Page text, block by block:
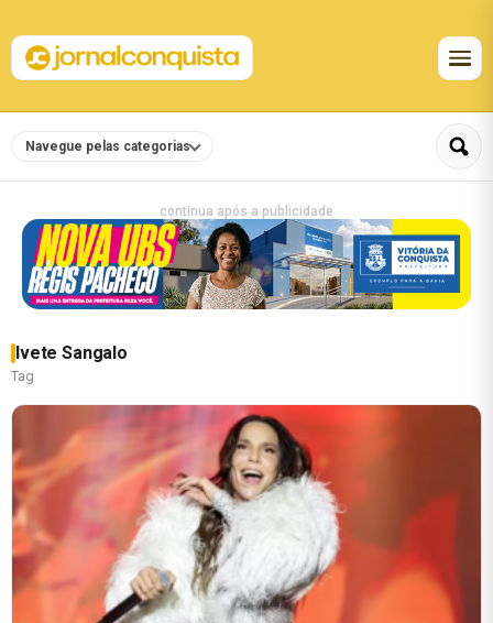
Navegue pelas categorias
continua após a publicidade
Ivete Sangalo
Tag